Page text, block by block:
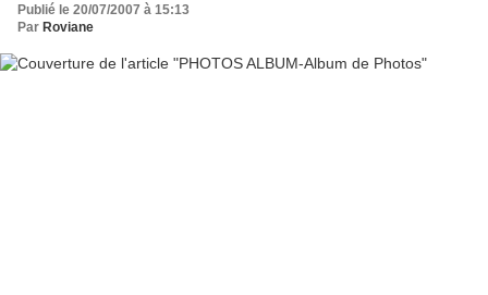
Publié le 20/07/2007 à 15:13
Par Roviane